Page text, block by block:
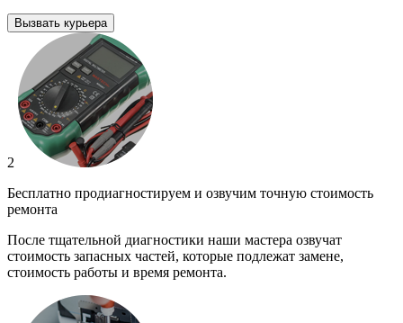
Вызвать курьера
2
Бесплатно продиагностируем и озвучим точную стоимость
ремонта
После тщательной диагностики наши мастера озвучат
стоимость запасных частей, которые подлежат замене,
стоимость работы и время ремонта.